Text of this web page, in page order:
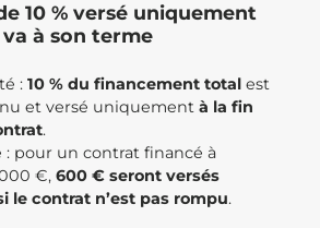
10 % versé uniquement
à son terme
: 10 % du financement total est
et versé uniquement à la fin
.
: pour un contrat financé à
€, 600 € seront versés
le contrat n’est pas rompu.